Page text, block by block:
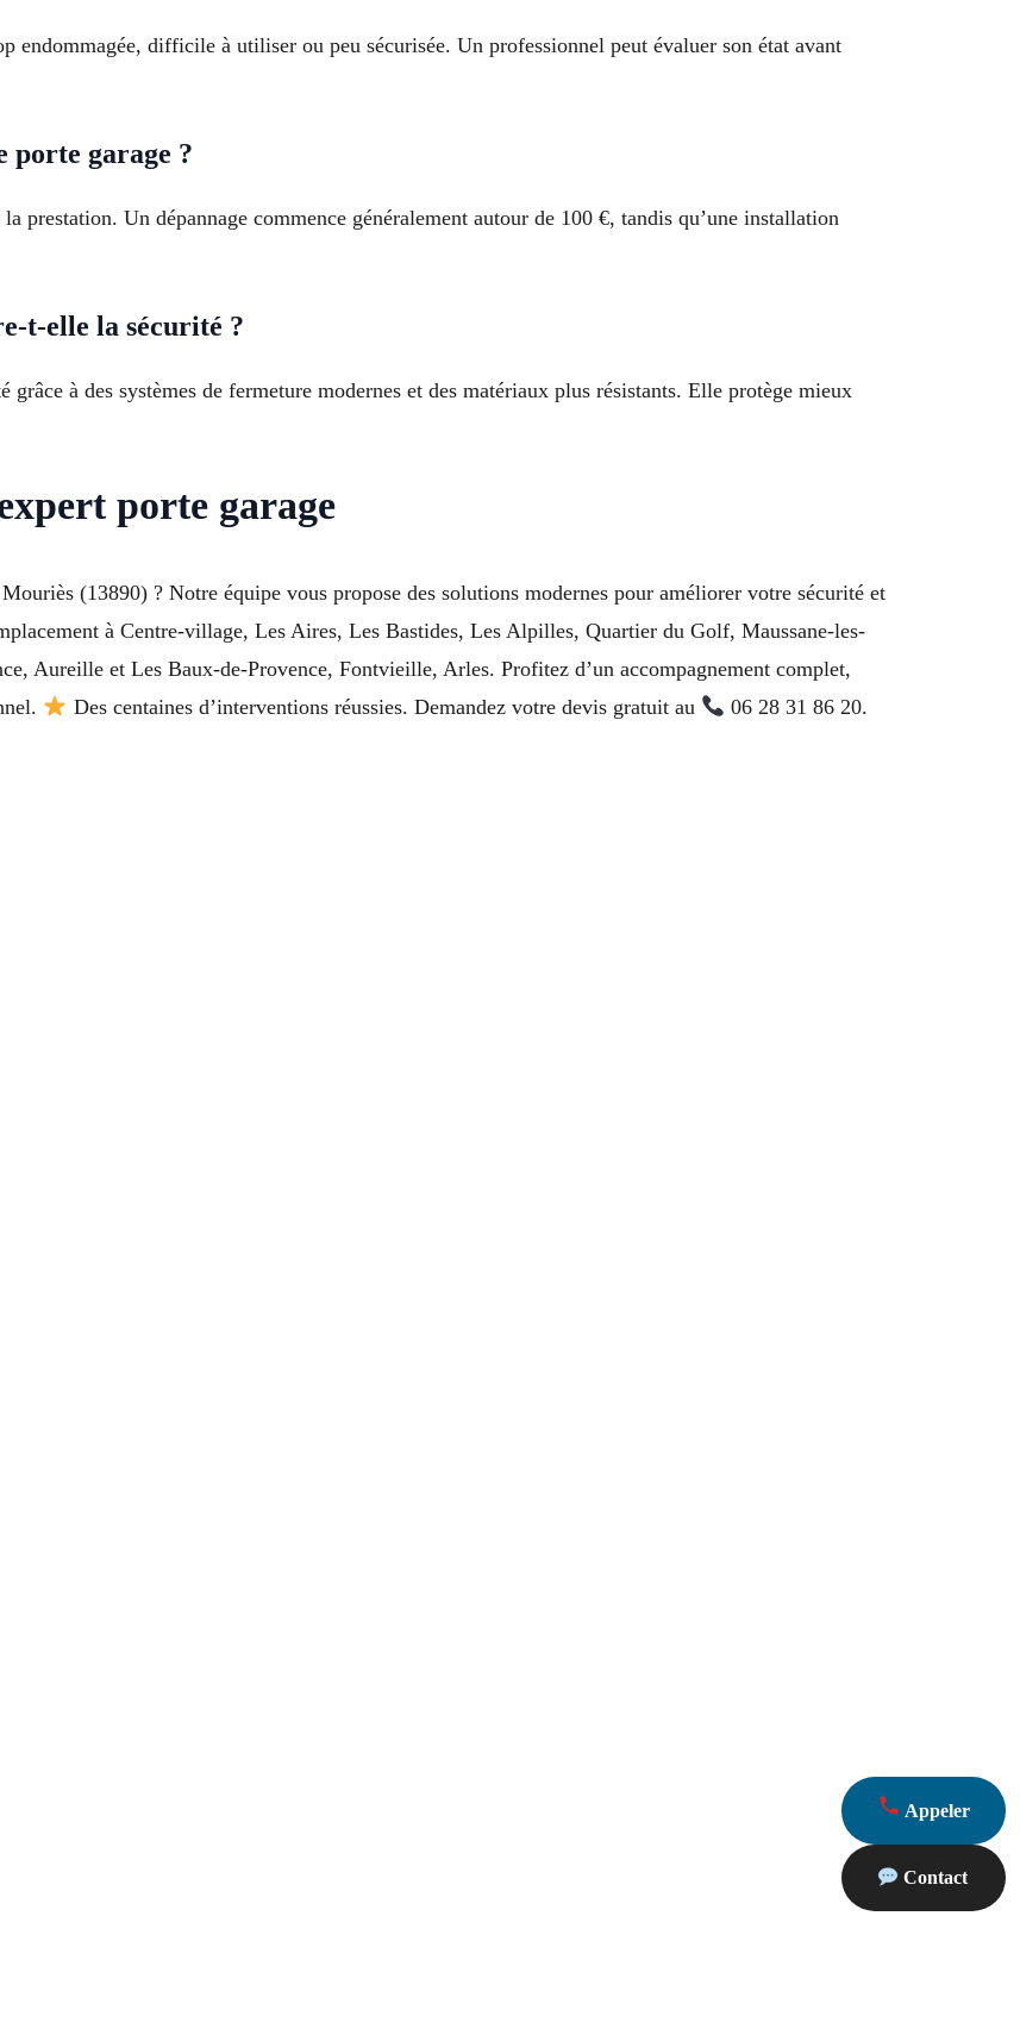
endommagée, difficile à utiliser ou peu sécurisée. Un professionnel peut évaluer son état avant
garage ?
prestation. Un dépannage commence généralement autour de 100 €, tandis qu’une installation
t-elle la sécurité ?
à des systèmes de fermeture modernes et des matériaux plus résistants. Elle protège mieux
porte garage
(13890) ? Notre équipe vous propose des solutions modernes pour améliorer votre sécurité et
à Centre-village, Les Aires, Les Bastides, Les Alpilles, Quartier du Golf, Maussane-les-
Aureille et Les Baux-de-Provence, Fontvieille, Arles. Profitez d’un accompagnement complet,
Des centaines d’interventions réussies. Demandez votre devis gratuit au 06 28 31 86 20.
Appeler
Contact